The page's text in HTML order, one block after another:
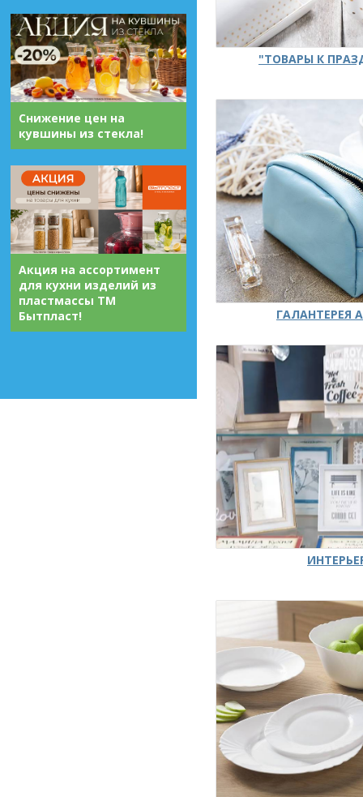
Снижение цен на
кувшины из стекла!
Акция на ассортимент
для кухни изделий из
пластмассы ТМ
Бытпласт!
"ТОВАРЫ К
ГАЛАНТЕРЕЯ